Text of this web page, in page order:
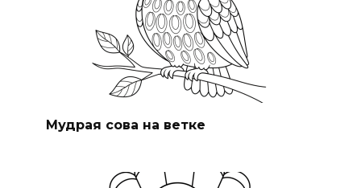
Мудрая сова на ветке